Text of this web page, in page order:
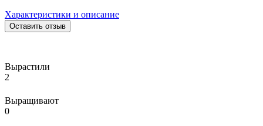
Характеристики и описание
Оставить отзыв
Вырастили
2
Выращивают
0